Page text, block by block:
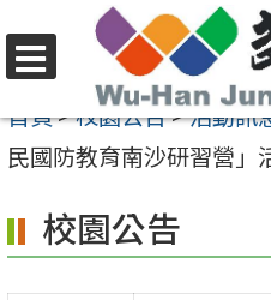
至
要
容
區
選
單
首頁>校園公告>活動訊
民國防教育南沙研習營」
校園公告